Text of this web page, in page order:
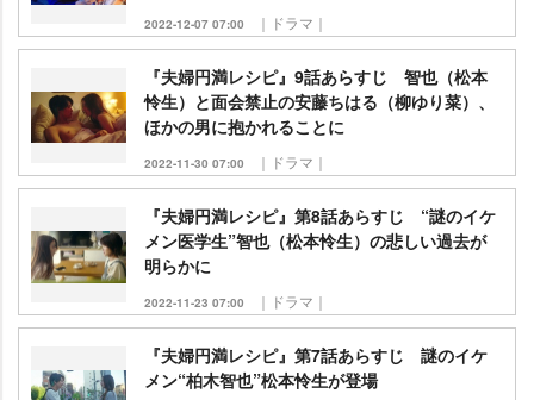
2022-12-07 07:00 ｜ドラマ｜
『夫婦円満レシピ』9話あらすじ 智也（松本
怜生）と面会禁止の安藤ちはる（柳ゆり菜）、
ほかの男に抱かれることに
2022-11-30 07:00 ｜ドラマ｜
『夫婦円満レシピ』第8話あらすじ “謎のイケ
メン医学生”智也（松本怜生）の悲しい過去が
明らかに
2022-11-23 07:00 ｜ドラマ｜
『夫婦円満レシピ』第7話あらすじ 謎のイケ
メン“柏木智也”松本怜生が登場